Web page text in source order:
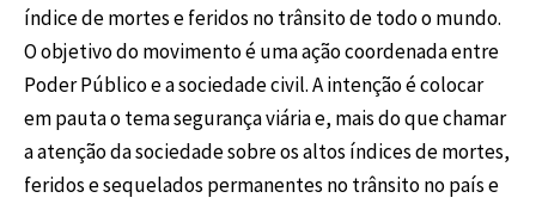
índice de mortes e feridos no trânsito de todo o mundo.
O objetivo do movimento é uma ação coordenada entre
Poder Público e a sociedade civil. A intenção é colocar
em pauta o tema segurança viária e, mais do que chamar
a atenção da sociedade sobre os altos índices de mortes,
feridos e sequelados permanentes no trânsito no país e